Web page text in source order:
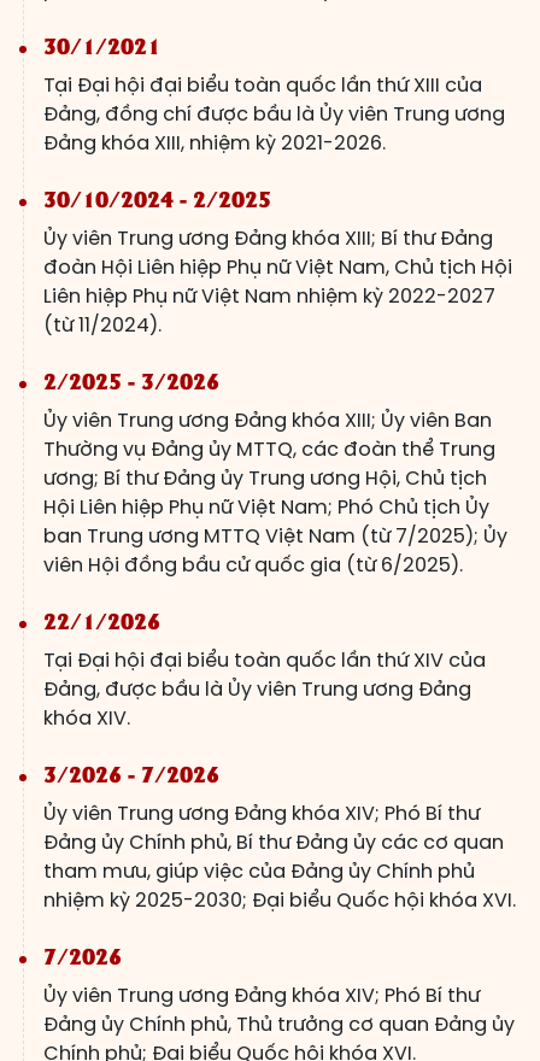
30/1/2021
Tại Đại hội đại biểu toàn quốc lần thứ XIII của
Đảng, đồng chí được bầu là Ủy viên Trung ương
Đảng khóa XIII, nhiệm kỳ 2021-2026.
30/10/2024 - 2/2025
Ủy viên Trung ương Đảng khóa XIII; Bí thư Đảng
đoàn Hội Liên hiệp Phụ nữ Việt Nam, Chủ tịch Hội
Liên hiệp Phụ nữ Việt Nam nhiệm kỳ 2022-2027
(từ 11/2024).
2/2025 - 3/2026
Ủy viên Trung ương Đảng khóa XIII; Ủy viên Ban
Thường vụ Đảng ủy MTTQ, các đoàn thể Trung
ương; Bí thư Đảng ủy Trung ương Hội, Chủ tịch
Hội Liên hiệp Phụ nữ Việt Nam; Phó Chủ tịch Ủy
ban Trung ương MTTQ Việt Nam (từ 7/2025); Ủy
viên Hội đồng bầu cử quốc gia (từ 6/2025).
22/1/2026
Tại Đại hội đại biểu toàn quốc lần thứ XIV của
Đảng, được bầu là Ủy viên Trung ương Đảng
khóa XIV.
3/2026 - 7/2026
Ủy viên Trung ương Đảng khóa XIV; Phó Bí thư
Đảng ủy Chính phủ, Bí thư Đảng ủy các cơ quan
tham mưu, giúp việc của Đảng ủy Chính phủ
nhiệm kỳ 2025-2030; Đại biểu Quốc hội khóa XVI.
7/2026
Ủy viên Trung ương Đảng khóa XIV; Phó Bí thư
Đảng ủy Chính phủ, Thủ trưởng cơ quan Đảng ủy
Chính phủ; Đại biểu Quốc hội khóa XVI.